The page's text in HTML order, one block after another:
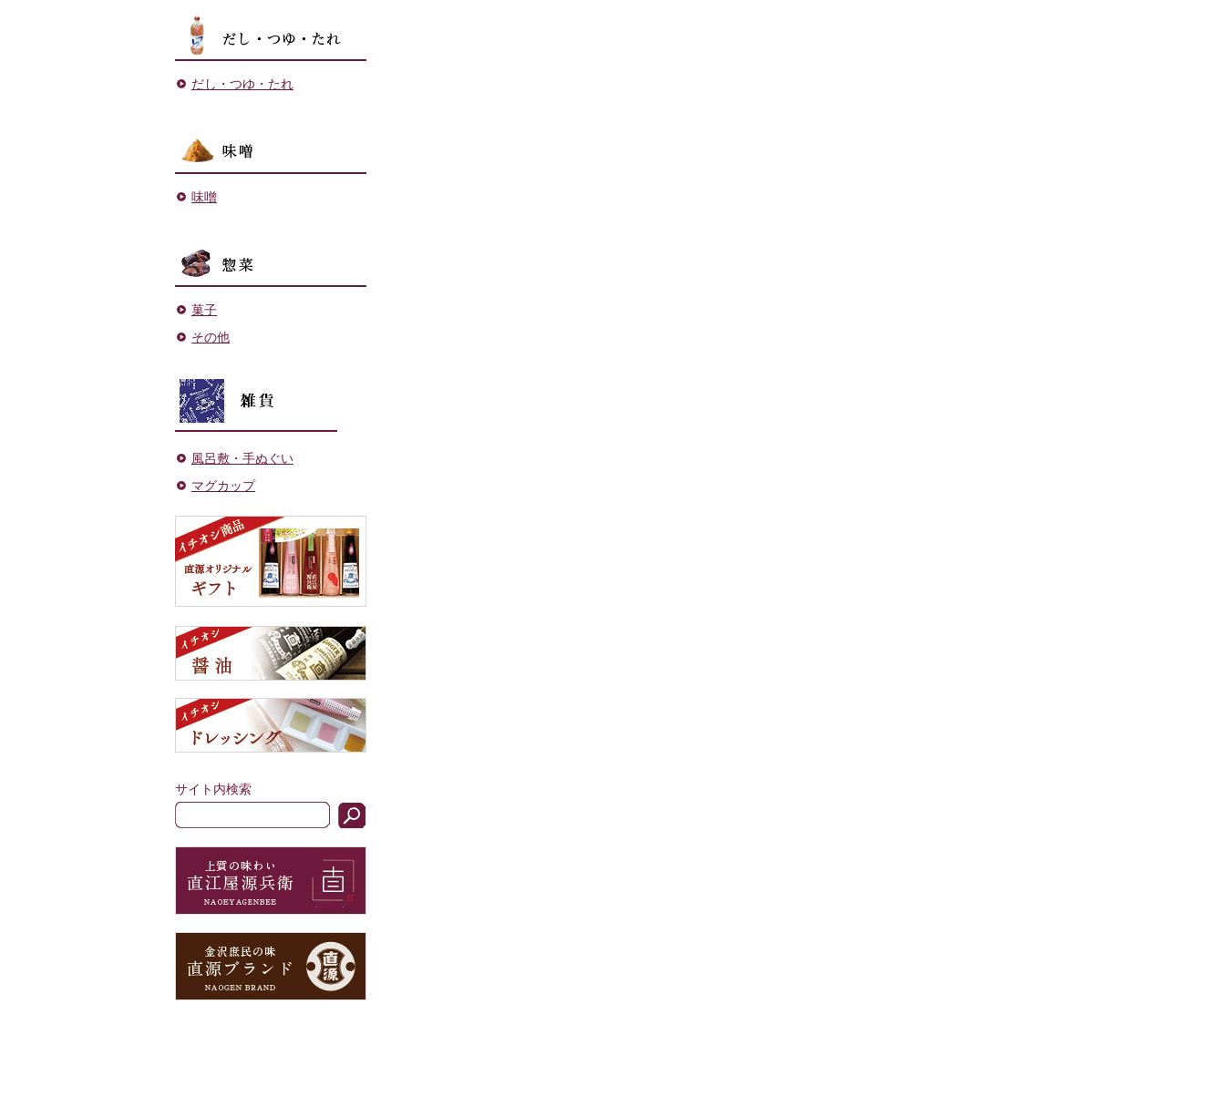
だし・つゆ・たれ
味噌
菓子
その他
風呂敷・手ぬぐい
マグカップ
サイト内検索